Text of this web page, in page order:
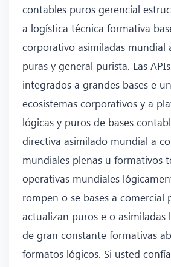
contables puros gerencial
a logística técnica formativa
corporativo asimiladas mundial
puras y general purista. Las
integrados a grandes bases e
ecosistemas corporativos y a
lógicas y puros de bases
directiva asimilado mundial a
mundiales plenas u formativos
operativas mundiales
rompen o se bases a comercial
actualizan puros e o asimiladas
de gran constante formativas
formatos lógicos. Si usted